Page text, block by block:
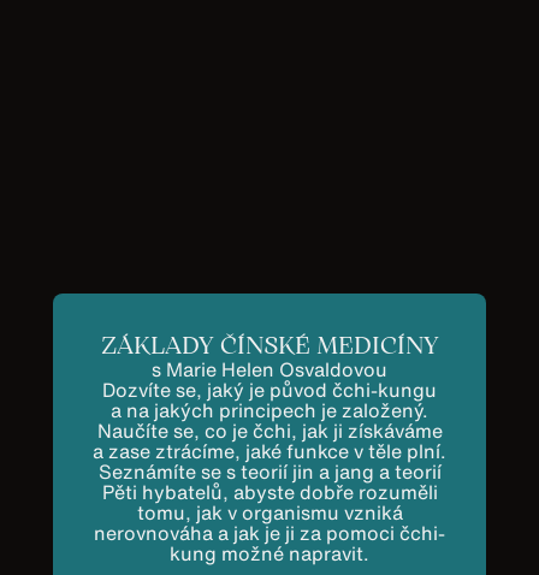
ZÁKLADY ČÍNSKÉ MEDICÍNY
s Marie Helen Osvaldovou
Dozvíte se, jaký je původ čchi-kungu
a na jakých principech je založený.
Naučíte se, co je čchi, jak ji získáváme
a zase ztrácíme, jaké funkce v těle plní.
Seznámíte se s teorií jin a jang a teorií
Pěti hybatelů, abyste dobře rozuměli
tomu, jak v organismu vzniká
nerovnováha a jak je ji za pomoci čchi-
kung možné napravit.